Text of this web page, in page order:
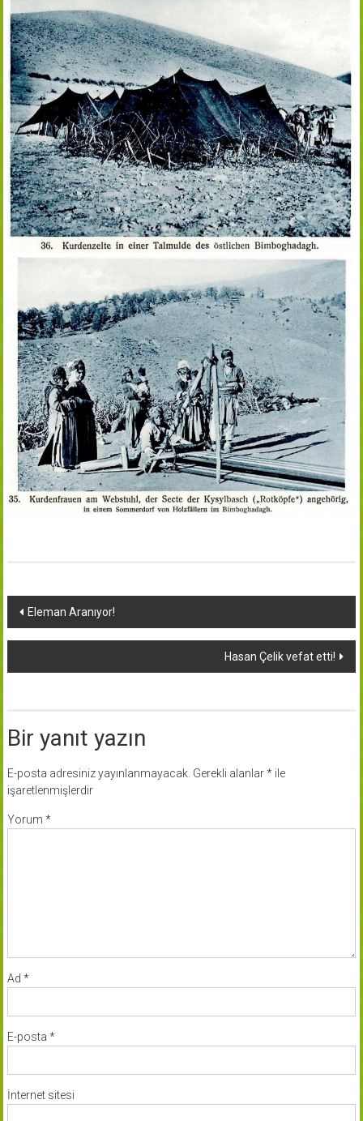
Yazı
dolaşımı
Eleman Aranıyor!
Hasan Çelik vefat etti!
Bir yanıt yazın
E-posta adresiniz yayınlanmayacak. Gerekli alanlar*ile
işaretlenmişlerdir
Yorum *
Ad *
E-posta *
İnternet sitesi